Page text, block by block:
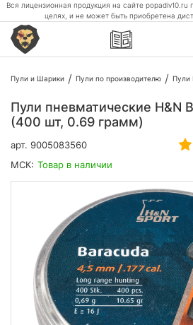
Вся лицензионная продукция на сайте popadiv10.ru
целях, и не может быть приобретена
Пули и Шарики Пули по производителю Пули
Пули пневматические H&N
(400 шт, 0.69 грамм)
арт. 9005083560
МСК: Товар в наличии